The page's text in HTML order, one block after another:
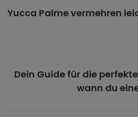
Yucca Palme vermehren
Dein Guide für die
wann du